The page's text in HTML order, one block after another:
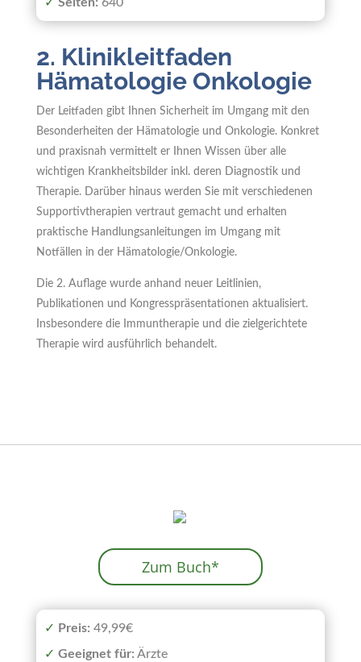
✓ Seiten: 640
2. Klinikleitfaden
Hämatologie Onkologie
Der Leitfaden gibt Ihnen Sicherheit im Umgang mit den
Besonderheiten der Hämatologie und Onkologie. Konkret
und praxisnah vermittelt er Ihnen Wissen über alle
wichtigen Krankheitsbilder inkl. deren Diagnostik und
Therapie. Darüber hinaus werden Sie mit verschiedenen
Supportivtherapien vertraut gemacht und erhalten
praktische Handlungsanleitungen im Umgang mit
Notfällen in der Hämatologie/Onkologie.
Die 2. Auflage wurde anhand neuer Leitlinien,
Publikationen und Kongresspräsentationen aktualisiert.
Insbesondere die Immuntherapie und die zielgerichtete
Therapie wird ausführlich behandelt.
Zum Buch*
✓ Preis: 49,99€
✓ Geeignet für: Ärzte